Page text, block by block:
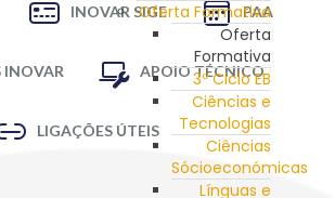
Oferta Formativa
Oferta
Formativa
3º Ciclo EB
Ciências e
Tecnologias
Ciências
Sócioeconómicas
Línguas e
INOVAR SIGE PAA
INOVAR APOIO TÉCNICO
LIGAÇÕES ÚTEIS